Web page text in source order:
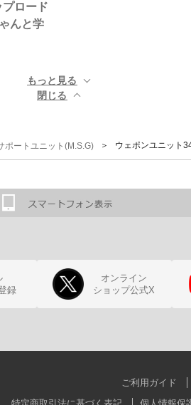
プロード
んと学
もっと見る ▼
閉じる ▲
ポートユニット(M.S.G) ＞ ウェポンユニット
録
オンライン
ショップ公式X
ご利用ガイド